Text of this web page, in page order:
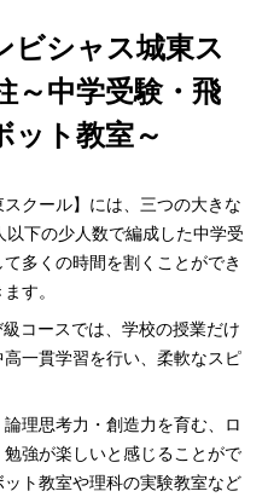
ビシャス城東ス
～中学受験・飛
ット教室～
クール】には、三つの大きな
下の少人数で編成した中学受
多くの時間を割くことができ
す。
コースでは、学校の授業だけ
一貫学習を行い、柔軟なスピ
理思考力・創造力を育む、ロ
強が楽しいと感じることがで
ト教室や理科の実験教室など